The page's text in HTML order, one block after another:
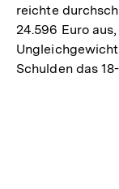
reichte
24.596 Euro
Schulden das